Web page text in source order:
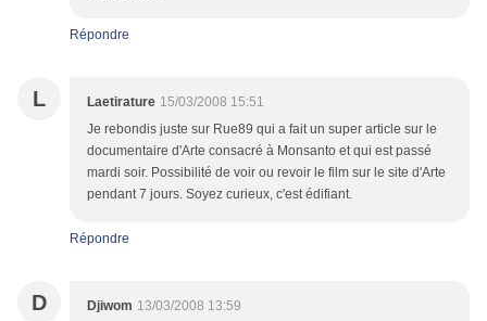
Répondre
L Laetirature 15/03/2008 15:51
Je rebondis juste sur Rue89 qui a fait un super article sur le
documentaire d'Arte consacré à Monsanto et qui est passé
mardi soir. Possibilité de voir ou revoir le film sur le site d'Arte
pendant 7 jours. Soyez curieux, c'est édifiant.
Répondre
D Djiwom 13/03/2008 13:59